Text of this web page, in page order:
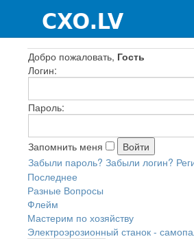
Добро пожаловать, Гость
Логин:
Пароль:
Запомнить меня
Забыли пароль? Забыли логин?
Последнее
Разные Вопросы
Флейм
Мастерим по хозяйству
Электроэрозионный станок -